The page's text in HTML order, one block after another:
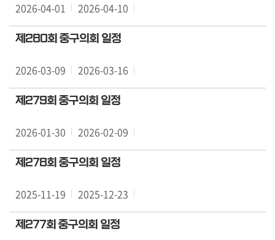
의
회
기
의
정
동
의
자
료
실
2026-04-01 2026-04-10
제280회 중구의회 일정
2026-03-09 2026-03-16
제279회 중구의회 일정
2026-01-30 2026-02-09
제278회 중구의회 일정
2025-11-19 2025-12-23
제277회 중구의회 일정